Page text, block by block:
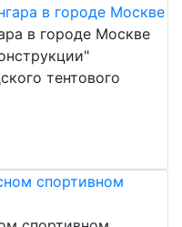
в городе Москве
тентового